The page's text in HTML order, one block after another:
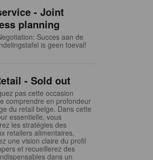
- Joint
planning
Succes aan de
is geen toeval!
- Sold out
pas cette occasion
comprendre en profondeur
du retail belge. Dans cette
essentielle, vous
les stratégies des
retailers alimentaires,
une vision claire du profil
et recueillerez des
dans un